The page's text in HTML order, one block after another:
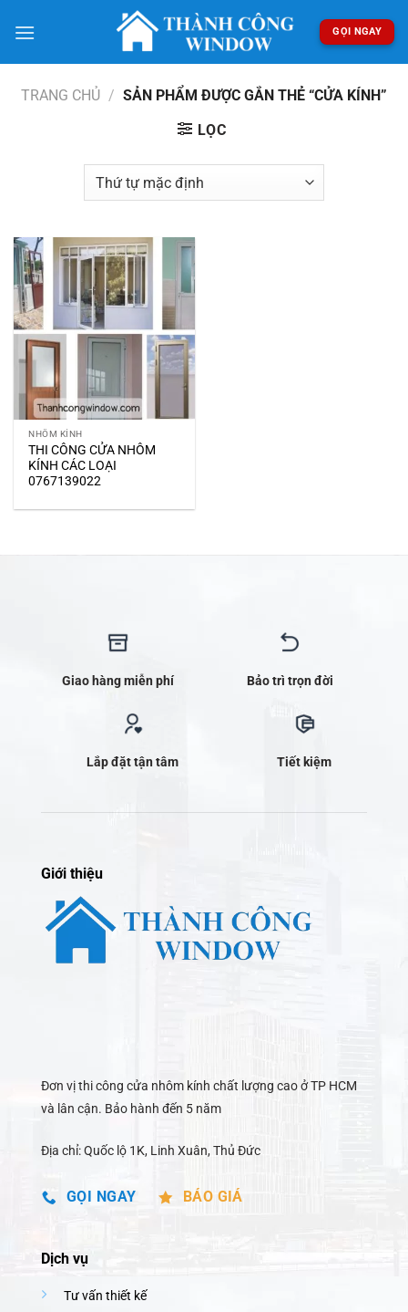
qua
GỌI NGAY
TRANG CHỦ / SẢN PHẨM ĐƯỢC GẮN THẺ “CỬA KÍNH”
LỌC
NHÔM KÍNH
THI CÔNG CỬA NHÔM
KÍNH CÁC LOẠI
0767139022
Giao hàng miễn phí Bảo trì trọn đời
Lắp đặt tận tâm Tiết kiệm
Giới thiệu
Đơn vị thi công cửa nhôm kính chất lượng cao ở TP HCM
và lân cận. Bảo hành đến 5 năm
Địa chỉ: Quốc lộ 1K, Linh Xuân, Thủ Đức
GỌI NGAY BÁO GIÁ
Dịch vụ
Tư vấn thiết kế